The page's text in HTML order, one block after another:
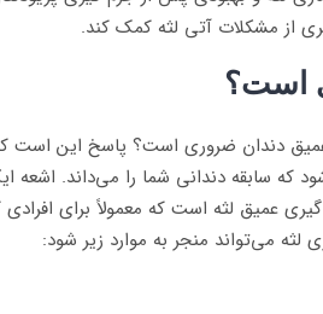
از مشکلات آتی لثه کمک کند.
است؟
دندان ضروری است؟ پاسخ این است
شود که سابقه دندانی شما را می‌داند.
عمیق لثه است که معمولاً برای
می‌تواند منجر به موارد زیر شود: